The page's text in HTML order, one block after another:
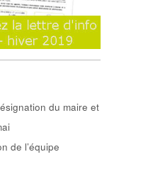
du maire et
de l’équipe